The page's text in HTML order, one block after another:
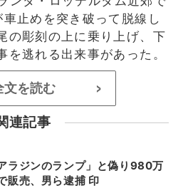
止めを突き破って脱線し
の彫刻の上に乗り上げ、下
を逃れる出来事があった。
文を読む >
連記事
アラジンのランプ」と偽り980万
販売、男ら逮捕 印